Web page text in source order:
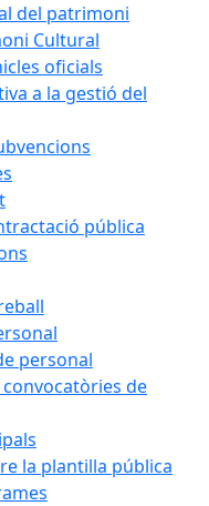
del patrimoni
Cultural
oficials
a la gestió del
pública
personal
de
la plantilla pública